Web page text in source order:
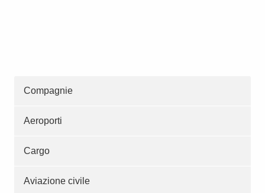
Compagnie
Aeroporti
Cargo
Aviazione civile